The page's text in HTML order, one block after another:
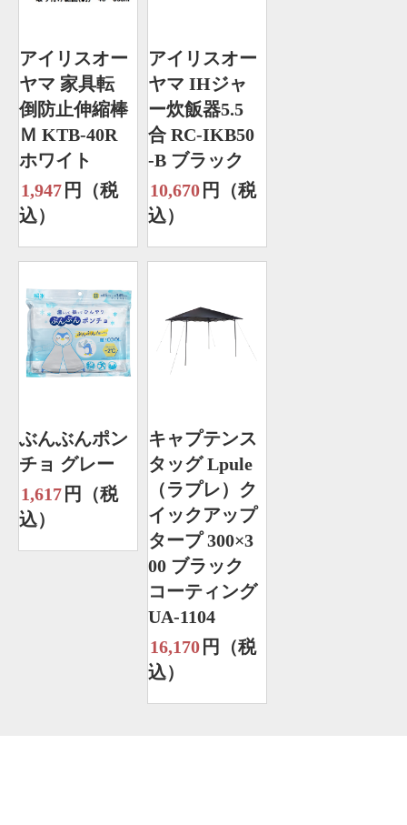
アイリスオー
ヤマ 家具転
倒防止伸縮棒
Ｍ KTB-40R
ホワイト
1,947 円（税
込）
アイリスオー
ヤマ IHジャ
ー炊飯器5.5
合 RC-IKB50
-B ブラック
10,670 円（税
込）
ぶんぶんポン
チョ グレー
1,617 円（税
込）
キャプテンス
タッグ Lpule
（ラプレ）ク
イックアップ
タープ 300×3
00 ブラック
コーティング
UA-1104
16,170 円（税
込）